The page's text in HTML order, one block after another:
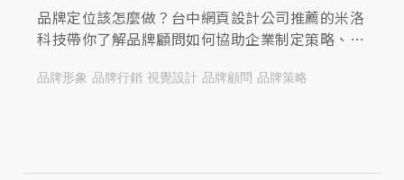
品牌定位該怎麼做？台中網頁設計公司推薦的米洛
科技帶你了解品牌顧問如何協助企業制定策略、解
品牌形象 品牌行銷 視覺設計 品牌顧問 品牌策略